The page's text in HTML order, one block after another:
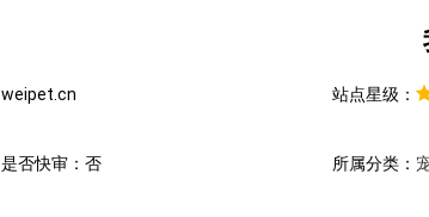
weipet.cn 站点星级：
是否快审：否 所属分类：